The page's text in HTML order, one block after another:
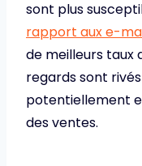
sont plus
rapport aux e-
de meilleurs taux
regards sont
potentiellement
des ventes.